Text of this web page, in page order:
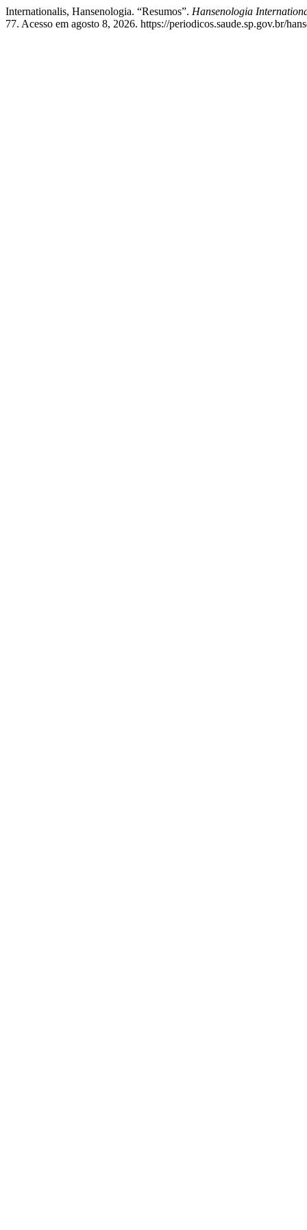
Internationalis, Hansenologia. “Resumos”. Hansenologia
77. Acesso em agosto 8, 2026. https://periodicos.saude.sp.gov.br/